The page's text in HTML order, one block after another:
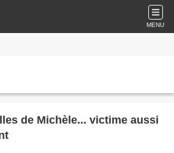
MENU
de Michèle... victime aussi